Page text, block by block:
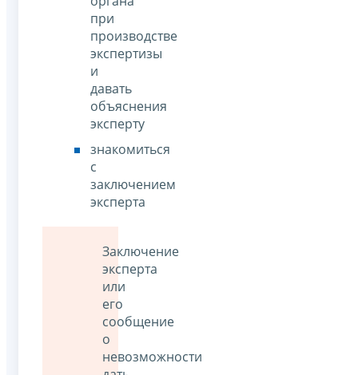
при
производстве
экспертизы
и
давать
объяснения
эксперту
знакомиться
с
заключением
эксперта
Заключение
эксперта
или
его
сообщение
о
невозможности